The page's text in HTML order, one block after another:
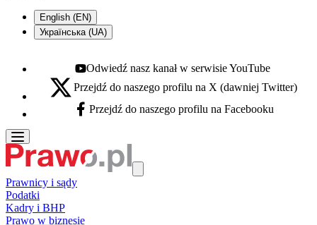
English (EN)
Українська (UA)
Youtube - otwiera się w nowej karcie
Odwiedź nasz kanał w serwisie YouTube
X - otwiera się w nowej karcie
Przejdź do naszego profilu na X (dawniej Twitter)
Facebook - otwiera się w nowej karcie
Przejdź do naszego profilu na Facebooku
Prawnicy i sądy
Podatki
Kadry i BHP
Prawo w biznesie